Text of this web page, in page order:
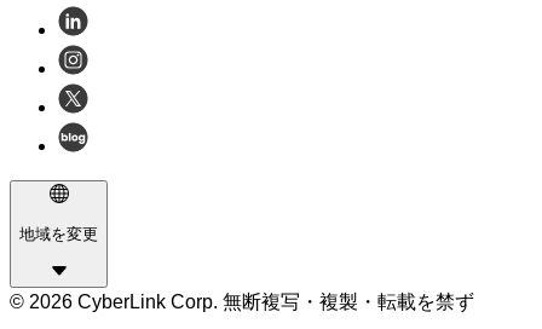
地域を変更
© 2026 CyberLink Corp. 無断複写・複製・転載を禁ず